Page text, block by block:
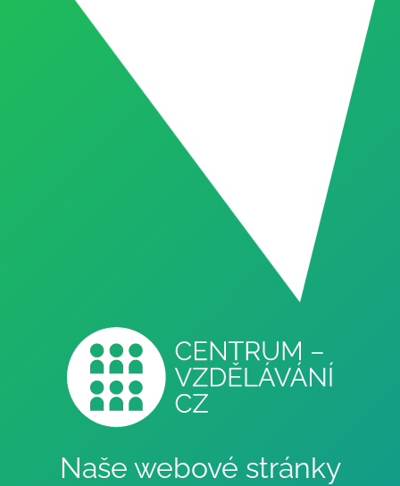
Naše webové stránky